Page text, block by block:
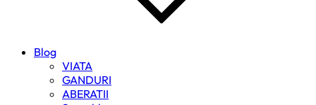
Blog
VIATA
GANDURI
ABERATII